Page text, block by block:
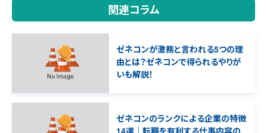
関連コラム
ゼネコンが激務と言われる5つの理
由とは？ゼネコンで得られるやりが
いも解説！
ゼネコンのランクによる企業の特徴
14選｜転職を有利する仕事内容の